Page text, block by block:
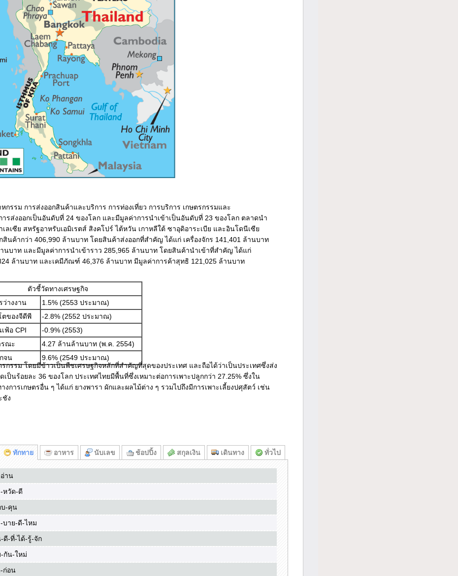
รรม การส่งออกสินค้าและบริการ การท่องเที่ยว การบริการ เกษตรกรรมและ
รส่งออกเป็นอันดับที่ 24 ของโลก และมีมูลค่าการนำเข้าเป็นอันดับที่ 23 ของโลก ตลาดนำ
เซีย สหรัฐอาหรับเอมิเรตส์ สิงคโปร์ ไต้หวัน เกาหลีใต้ ซาอุดิอาระเบีย และอินโดนีเซีย
นค้ากว่า 406,990 ล้านบาท โดยสินค้าส่งออกที่สำคัญ ได้แก่ เครื่องจักร 141,401 ล้านบาท
นบาท และมีมูลค่าการนำเข้าราว 285,965 ล้านบาท โดยสินค้านำเข้าที่สำคัญ ได้แก่
ล้านบาท และเคมีภัณฑ์ 46,376 ล้านบาท มีมูลค่าการค้าสุทธิ 121,025 ล้านบาท
ตัวชี้วัดทางเศรษฐกิจ
ว่างงาน
1.5% (2553 ประมาณ)
ตของจีดีพี
-2.8% (2552 ประมาณ)
ฟ้อ CPI
-0.9% (2553)
รณะ
4.27 ล้านล้านบาท (พ.ค. 2554)
จน
9.6% (2549 ประมาณ)
กรรม โดยมีข้าวเป็นพืชเศรษฐกิจหลักที่สำคัญที่สุดของประเทศ และถือได้ว่าเป็นประเทศซึ่งส่ง
ป็นร้อยละ 36 ของโลก ประเทศไทยมีพื้นที่ซึ่งเหมาะต่อการเพาะปลูกกว่า 27.25% ซึ่งใน
ารเกษตรอื่น ๆ ได้แก่ ยางพารา ผักและผลไม้ต่าง ๆ รวมไปถึงมีการเพาะเลี้ยงปศุสัตว์ เช่น
ชัง
ทักทาย อาหาร นับเลข ช้อปปิ้ง สกุลเงิน เดินทาง ทั่วไป
าน
หวัด-ดี
-คุน
บาย-ดี-ไหม
ดี-ที่-ได้-รู้-จัก
กัน-ใหม่
ก่อน